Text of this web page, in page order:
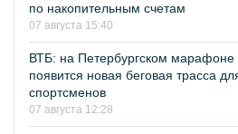
по накопительным счетам
07 августа 15:40
ВТБ: на Петербургском
появится новая беговая трасса
спортсменов
07 августа 12:28